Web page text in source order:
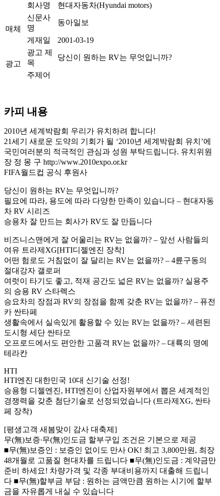
회사명
현대자동차(Hyundai motors)
매체
신문사
명
동아일보
게재일 2001-03-19
광고
광고 제
목
당신이 원하는 RV는 무엇입니까?
주제어
카피 내용
2010년 세계박람회 우리가 유치하려 합니다!
21세기 새로운 도약의 기회가 될 ‘2010년 세계박람회 유치’에
국민여러분의 적극적인 관심과 성원 부탁드립니다. 유치위원
장 정 몽 구 http://www.2010expo.or.kr
FIFA월드컵 공식 후원사
당신이 원하는 RV는 무엇입니까?
필요에 따라, 용도에 따라 다양한 만족이 있습니다 – 현대자동
차 RV 시리즈
승용차 잘 만드는 회사가 RV도 잘 만듭니다
비즈니스맨에게 잘 어울리는 RV는 없을까? – 앞선 사람들의
여유 트라제XG[HTI디젤엔진 장착]
어떤 험로도 거침없이 잘 달리는 RV는 없을까? – 4륜구동의
절대강자 갤로퍼
여럿이 타기도 좋고, 적재 공간도 넓은 RV는 없을까? 실용주
의 승용 RV 스타렉스
승요차의 장점과 RV의 장점을 함꼐 갖춘 RV는 없을까? – 퓨전
카 싼타페
생활속에서 실속있게 활용할 수 있는 RV는 없을까? – 세련된
도시형 세단 싼타모
오프로드에서도 편안한 고품격 RV는 없을까? – 대륙의 명예
테라칸
HTI
HTI엔진 대한민국 10대 신기술 선정!
승용형 디젤엔진, HTI엔진이 산업자원부에서 뽑은 세계적인
경쟁력을 갖춘 첨단기술로 선정되었습니다 (트라제XG, 싼타
페 장착)
[평생고객 새봄맞이 감사 대축제]
무(無)보증∙무(無)인도금 할부구입 조건은 기본으로 제공
■무(無)보증인 : 보증인 없이도 만사 OK! 최고 3,800만원, 최장
48개월로 고품질 현대차를 드립니다 ■무(無)인도금 : 계약금만
준비 하세요! 차량가격 및 각종 부대비용까지 대출해 드립니
다 ■무(無)할부금 부담 : 원하는 금액만큼 원하는 시기에 할부
금을 자유롭게 내실 수 있습니다